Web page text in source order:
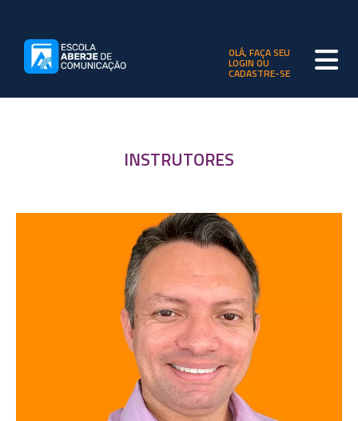
OLÁ, FAÇA SEU
LOGIN OU
CADASTRE-SE
INSTRUTORES